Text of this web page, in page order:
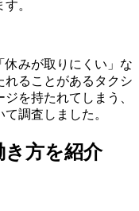
。
休みが取りにくい」な
れることがあるタクシ
を持たれてしまう、
調査しました。
方を紹介